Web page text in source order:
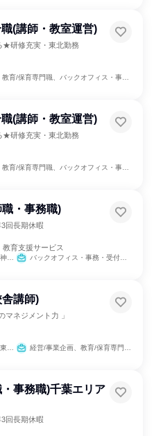
(講師・教室運営)
★研修充実・東北勤務
/保育専門職、バックオフィス・事務・受付
(講師・教室運営)
★研修充実・東北勤務
/保育専門職、バックオフィス・事務・受付
・事務職)
回長期休暇
育支援サービス
県 バックオフィス・事務・受付、教育/保育専門職、商品企画
講師)
マネジメント力 」
県 経営/事業企画、教育/保育専門職、人事
事務職)千葉エリア
回長期休暇